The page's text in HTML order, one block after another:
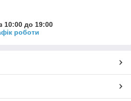
10:00 до 19:00
роботи